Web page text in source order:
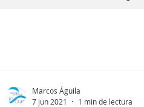
Marcos Águila
7 jun 2021
1 min de lectura